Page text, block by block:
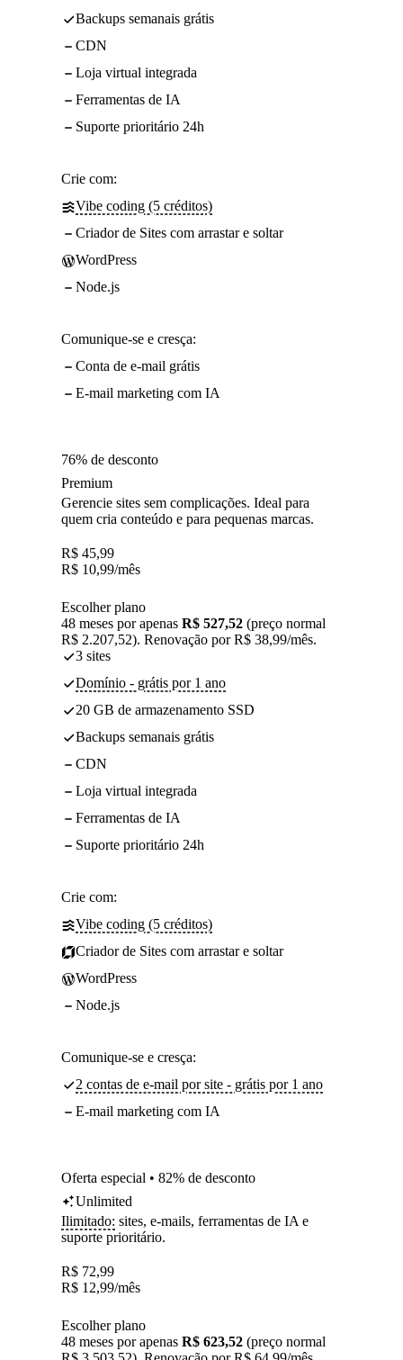
Backups semanais grátis
CDN
Loja virtual integrada
Ferramentas de IA
Suporte prioritário 24h
Crie com:
Vibe coding (5 créditos)
Criador de Sites com arrastar e soltar
WordPress
Node.js
Comunique-se e cresça:
Conta de e-mail grátis
E-mail marketing com IA
76% de desconto
Premium
Gerencie sites sem complicações. Ideal para
quem cria conteúdo e para pequenas marcas.
R$ 45,99
R$ 10,99/mês
Escolher plano
48 meses por apenas R$ 527,52 (preço normal
R$ 2.207,52). Renovação por R$ 38,99/mês.
3 sites
Domínio - grátis por 1 ano
20 GB de armazenamento SSD
Backups semanais grátis
CDN
Loja virtual integrada
Ferramentas de IA
Suporte prioritário 24h
Crie com:
Vibe coding (5 créditos)
Criador de Sites com arrastar e soltar
WordPress
Node.js
Comunique-se e cresça:
2 contas de e-mail por site - grátis por 1 ano
E-mail marketing com IA
Oferta especial • 82% de desconto
Unlimited
Ilimitado: sites, e-mails, ferramentas de IA e
suporte prioritário.
R$ 72,99
R$ 12,99/mês
Escolher plano
48 meses por apenas R$ 623,52 (preço normal